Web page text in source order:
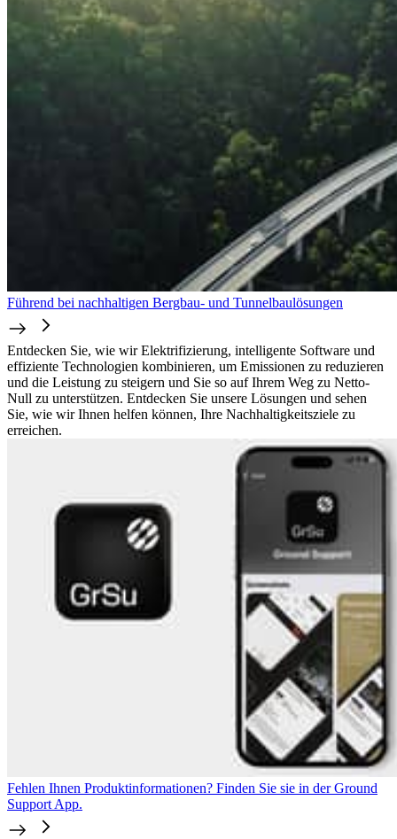
Führend bei nachhaltigen Bergbau- und Tunnelbaulösungen
Entdecken Sie, wie wir Elektrifizierung, intelligente Software und
effiziente Technologien kombinieren, um Emissionen zu reduzieren
und die Leistung zu steigern und Sie so auf Ihrem Weg zu Netto-
Null zu unterstützen. Entdecken Sie unsere Lösungen und sehen
Sie, wie wir Ihnen helfen können, Ihre Nachhaltigkeitsziele zu
erreichen.
Fehlen Ihnen Produktinformationen? Finden Sie sie in der Ground
Support App.